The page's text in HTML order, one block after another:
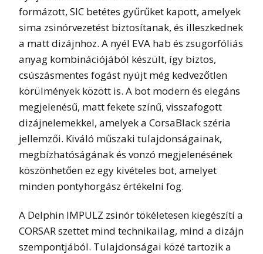
formázott, SIC betétes gyűrűket kapott, amelyek
sima zsinórvezetést biztosítanak, és illeszkednek
a matt dizájnhoz. A nyél EVA hab és zsugorfóliás
anyag kombinációjából készült, így biztos,
csúszásmentes fogást nyújt még kedvezőtlen
körülmények között is. A bot modern és elegáns
megjelenésű, matt fekete színű, visszafogott
dizájnelemekkel, amelyek a CorsaBlack széria
jellemzői. Kiváló műszaki tulajdonságainak,
megbízhatóságának és vonzó megjelenésének
köszönhetően ez egy kivételes bot, amelyet
minden pontyhorgász értékelni fog.
A Delphin IMPULZ zsinór tökéletesen kiegészíti a
CORSAR szettet mind technikailag, mind a dizájn
szempontjából. Tulajdonságai közé tartozik a